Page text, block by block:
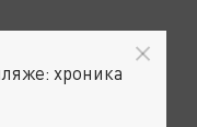
хроника